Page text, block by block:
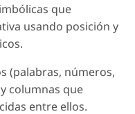
que
usando posición y
(palabras, números,
columnas que
entre ellos.